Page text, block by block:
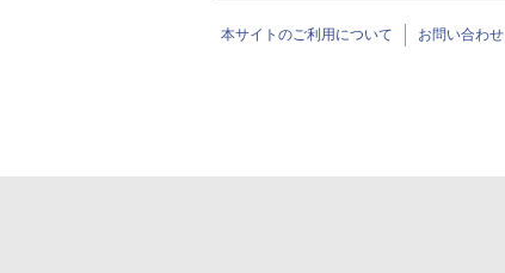
本サイトのご利用について お問い合わせ